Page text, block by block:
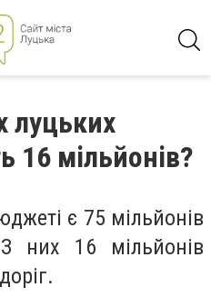
луцьких
16 мільйонів?
є 75 мільйонів
них 16 мільйонів